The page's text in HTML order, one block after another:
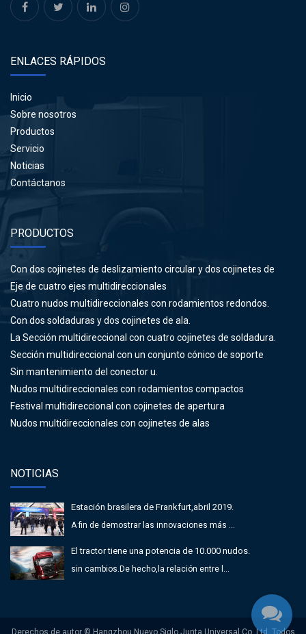
ENLACES RÁPIDOS
Inicio
Sobre nosotros
Productos
Servicio
Noticias
Contáctanos
PRODUCTOS
Con dos cojinetes de deslizamiento circular y dos cojinetes de
soldadura.
Eje de cuatro ejes multidireccionales
Cuatro nudos multidireccionales con rodamientos redondos.
Con dos soldaduras y dos cojinetes de ala.
La Sección multidireccional con cuatro cojinetes de soldadura.
Sección multidireccional con un conjunto cónico de soporte
Sin mantenimiento del conector u.
Nudos multidireccionales con rodamientos compactos
Festival multidireccional con cojinetes de apertura
Nudos multidireccionales con cojinetes de alas
NOTICIAS
Estación brasilera de Frankfurt,abril 2019.
A fin de demostrar las innovaciones más ...
El tractor tiene una potencia de 10.000 nudos.
sin cambios.De hecho,la relación entre l...
Derechos de autor © Hangzhou Nuevo Siglo Junta Universal Co.,Ltd. Todos